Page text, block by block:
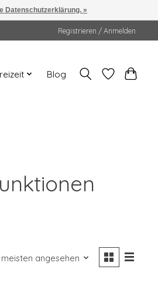
Registrieren / Anmelden
Blog
angesehen
Datenschutzerklärung. »